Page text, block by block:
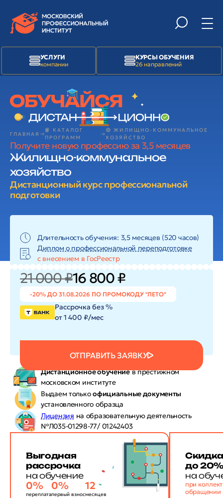
УСЛУГИ
компании
КУРСЫ ОБУЧЕНИЯ
26 направлений
ГЛАВНАЯ
📙 КАТАЛОГ
ПРОГРАММ
🟢 ЖИЛИЩНО-КОММУНАЛЬНОЕ
ХОЗЯЙСТВО
Получите новую профессию за 3,5 месяцев
Жилищно-коммунальное
хозяйство
Дистанционный курс профессиональной
подготовки
Длительность обучения: 3,5 месяцев (520 часов)
Диплом о профессиональной переподготовке
с внесением в ГосРеестр
21 000 ₽16 800 ₽
-20% ДО 31.08.2026 ПО ПРОМОКОДУ "ЛЕТО"
ОТПРАВИТЬ ЗАЯВКУ
Рассрочка без %
от 1 400 ₽/мес
Дистанционное обучениев престижном
московском институте
Выдаем толькоофициальные документы
установленного образца
Лицензия на образовательную деятельность
№Л035-01298-77/ 01242403
Выгодная
рассрочка
на обучение
0%
переплата
0%
первый взнос
12
месяцев
до
на
при
обращении